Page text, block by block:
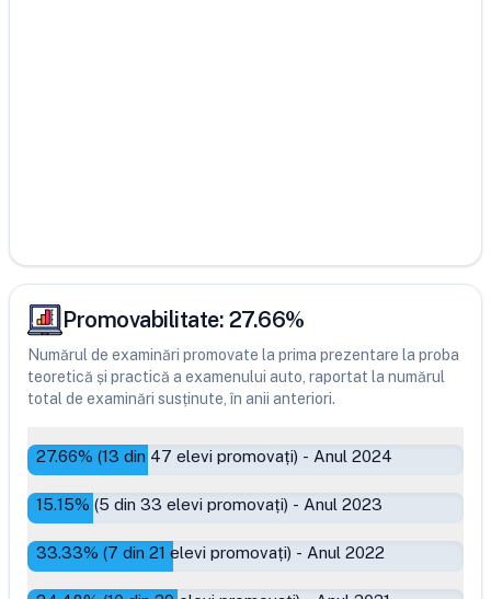
Promovabilitate: 27.66%
Numărul de examinări promovate la prima prezentare la proba
teoretică și practică a examenului auto, raportat la numărul
total de examinări susținute, în anii anteriori.
27.66% (13 din 47 elevi promovați) - Anul 2024
15.15% (5 din 33 elevi promovați) - Anul 2023
33.33% (7 din 21 elevi promovați) - Anul 2022